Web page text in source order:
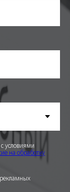
условиями
на обработку